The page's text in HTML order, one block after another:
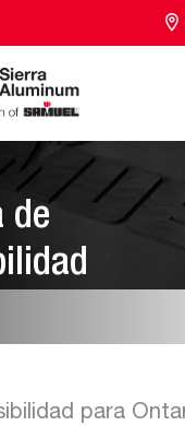
de
para